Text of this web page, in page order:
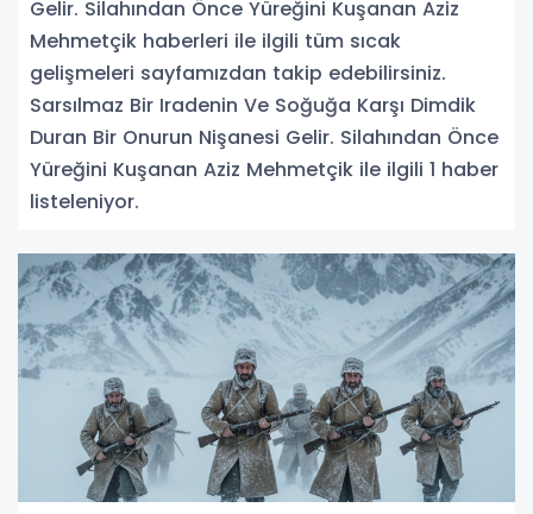
Gelir. Silahından Önce Yüreğini Kuşanan Aziz
Mehmetçik haberleri ile ilgili tüm sıcak
gelişmeleri sayfamızdan takip edebilirsiniz.
Sarsılmaz Bir Iradenin Ve Soğuğa Karşı Dimdik
Duran Bir Onurun Nişanesi Gelir. Silahından Önce
Yüreğini Kuşanan Aziz Mehmetçik ile ilgili 1 haber
listeleniyor.